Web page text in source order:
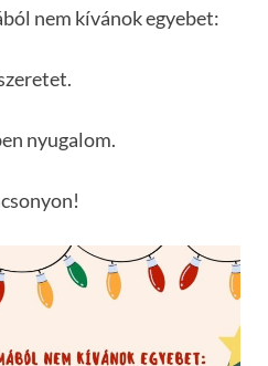
nem kívánok egyebet:
nyugalom.